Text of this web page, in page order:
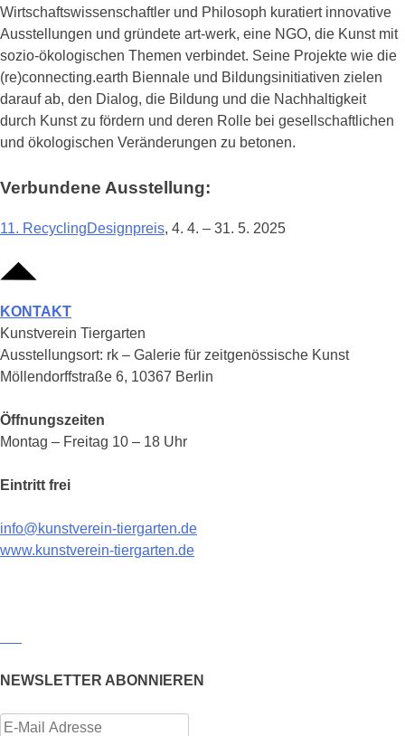
Wirtschaftswissenschaftler und Philosoph kuratiert innovative
Ausstellungen und gründete art-werk, eine NGO, die Kunst mit
sozio-ökologischen Themen verbindet. Seine Projekte wie die
(re)connecting.earth Biennale und Bildungsinitiativen zielen
darauf ab, den Dialog, die Bildung und die Nachhaltigkeit
durch Kunst zu fördern und deren Rolle bei gesellschaftlichen
und ökologischen Veränderungen zu betonen.
Verbundene Ausstellung:
11. RecyclingDesignpreis, 4. 4. – 31. 5. 2025
KONTAKT
Kunstverein Tiergarten
Ausstellungsort: rk – Galerie für zeitgenössische Kunst
Möllendorffstraße 6, 10367 Berlin
Öffnungszeiten
Montag – Freitag 10 – 18 Uhr
Eintritt frei
info@kunstverein-tiergarten.de
www.kunstverein-tiergarten.de
NEWSLETTER ABONNIEREN